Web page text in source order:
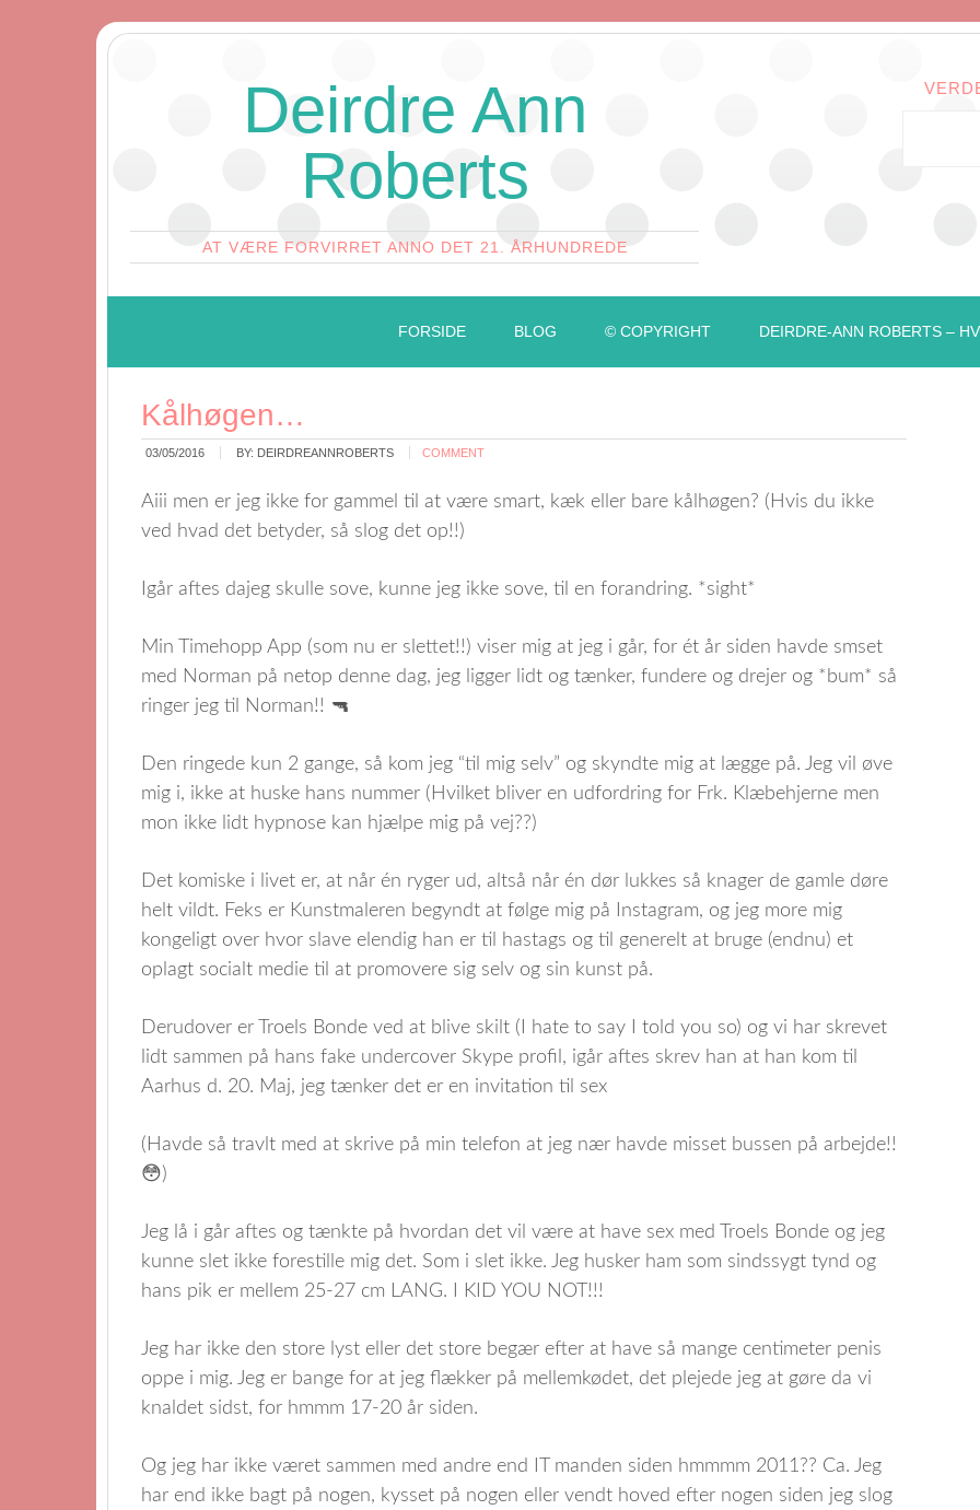
Deirdre Ann
Roberts
AT VÆRE FORVIRRET ANNO DET 21. ÅRHUNDREDE
FORSIDE BLOG © COPYRIGHT DEIRDRE-ANN ROBERTS –
Kålhøgen…
03/05/2016 BY: DEIRDREANNROBERTS COMMENT
Aiii men er jeg ikke for gammel til at være smart, kæk eller bare kålhøgen? (Hvis du ikke
ved hvad det betyder, så slog det op!!)
Igår aftes dajeg skulle sove, kunne jeg ikke sove, til en forandring. *sight*
Min Timehopp App (som nu er slettet!!) viser mig at jeg i går, for ét år siden havde smset
med Norman på netop denne dag, jeg ligger lidt og tænker, fundere og drejer og *bum* så
ringer jeg til Norman!! 🔫
Den ringede kun 2 gange, så kom jeg “til mig selv” og skyndte mig at lægge på. Jeg vil øve
mig i, ikke at huske hans nummer (Hvilket bliver en udfordring for Frk. Klæbehjerne men
mon ikke lidt hypnose kan hjælpe mig på vej??)
Det komiske i livet er, at når én ryger ud, altså når én dør lukkes så knager de gamle døre
helt vildt. Feks er Kunstmaleren begyndt at følge mig på Instagram, og jeg more mig
kongeligt over hvor slave elendig han er til hastags og til generelt at bruge (endnu) et
oplagt socialt medie til at promovere sig selv og sin kunst på.
Derudover er Troels Bonde ved at blive skilt (I hate to say I told you so) og vi har skrevet
lidt sammen på hans fake undercover Skype profil, igår aftes skrev han at han kom til
Aarhus d. 20. Maj, jeg tænker det er en invitation til sex
(Havde så travlt med at skrive på min telefon at jeg nær havde misset bussen på arbejde!!
😳)
Jeg lå i går aftes og tænkte på hvordan det vil være at have sex med Troels Bonde og jeg
kunne slet ikke forestille mig det. Som i slet ikke. Jeg husker ham som sindssygt tynd og
hans pik er mellem 25-27 cm LANG. I KID YOU NOT!!!
Jeg har ikke den store lyst eller det store begær efter at have så mange centimeter penis
oppe i mig. Jeg er bange for at jeg flækker på mellemkødet, det plejede jeg at gøre da vi
knaldet sidst, for hmmm 17-20 år siden.
Og jeg har ikke været sammen med andre end IT manden siden hmmmm 2011?? Ca. Jeg
har end ikke bagt på nogen, kysset på nogen eller vendt hoved efter nogen siden jeg slog